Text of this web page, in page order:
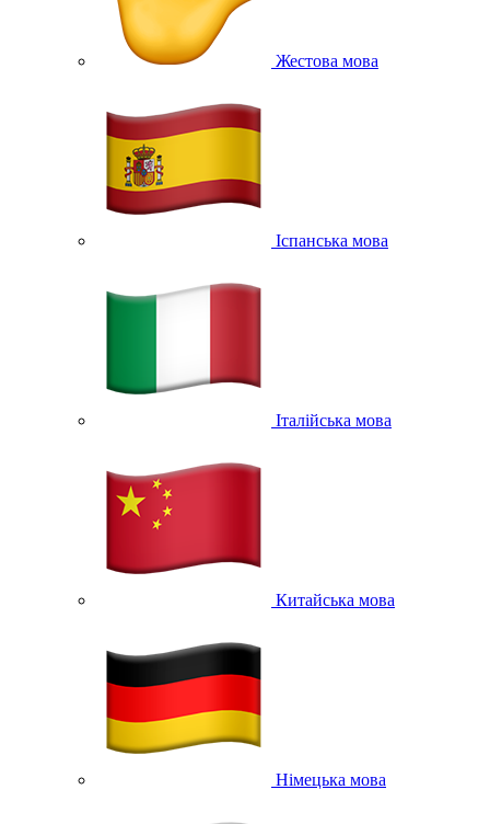
Жестова мова
Іспанська мова
Італійська мова
Китайська мова
Німецька мова